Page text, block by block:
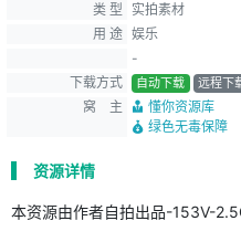
类 型
实拍素材
用 途 娱乐
-
下载方式
自动下载 远程下
窝 主
懂你资源库
绿色无毒保障
资源详情
本资源由作者自拍出品-153V-